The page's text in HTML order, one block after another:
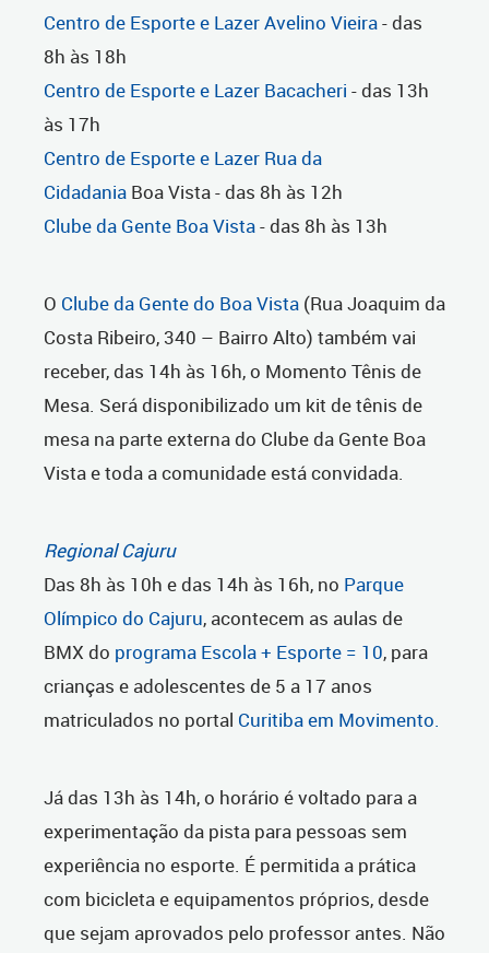
Centro de Esporte e Lazer Avelino Vieira- das
8h às 18h
Centro de Esporte e Lazer Bacacheri - das 13h
às 17h
Centro de Esporte e Lazer Rua da
Cidadania Boa Vista - das 8h às 12h
Clube da Gente Boa Vista- das 8h às 13h
O Clube da Gente do Boa Vista (Rua Joaquim da
Costa Ribeiro, 340 – Bairro Alto) também vai
receber, das 14h às 16h, o Momento Tênis de
Mesa. Será disponibilizado um kit de tênis de
mesa na parte externa do Clube da Gente Boa
Vista e toda a comunidade está convidada.
Regional Cajuru
Das 8h às 10h e das 14h às 16h, no Parque
Olímpico do Cajuru, acontecem as aulas de
BMX do programa Escola + Esporte = 10, para
crianças e adolescentes de 5 a 17 anos
matriculados no portal Curitiba em Movimento.
Já das 13h às 14h, o horário é voltado para a
experimentação da pista para pessoas sem
experiência no esporte. É permitida a prática
com bicicleta e equipamentos próprios, desde
que sejam aprovados pelo professor antes. Não